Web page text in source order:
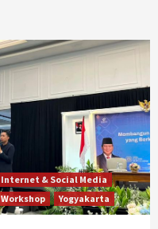
Internet & Social Media
Workshop
Yogyakarta